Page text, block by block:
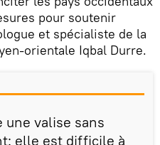
pour soutenir
et spécialiste de la
orientale Iqbal Durre.
une valise sans
elle est difficile à